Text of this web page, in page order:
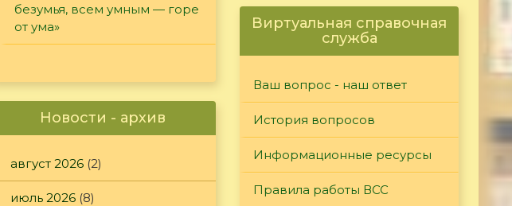
безумья, всем умным — горе
от ума»
Новости - архив
август 2026 (2)
июль 2026 (8)
Виртуальная справочная
служба
Ваш вопрос - наш ответ
История вопросов
Информационные ресурсы
Правила работы ВСС